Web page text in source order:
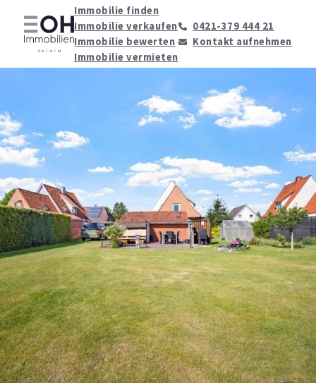
Immobilie finden
Immobilie verkaufen
Immobilie bewerten
Immobilie vermieten
0421-379 444 21
Kontakt aufnehmen